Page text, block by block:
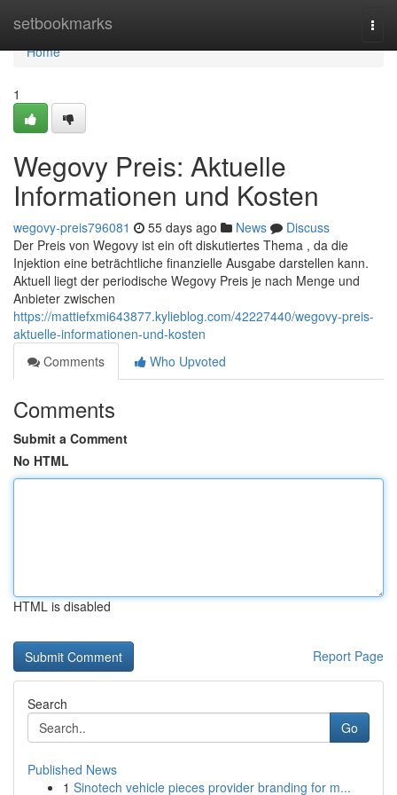
setbookmarks
Home
Home
1
Wegovy Preis: Aktuelle
Informationen und Kosten
wegovy-preis796081 55 days ago News
Discuss
Der Preis von Wegovy ist ein oft diskutiertes Thema , da die
Injektion eine beträchtliche finanzielle Ausgabe darstellen kann.
Aktuell liegt der periodische Wegovy Preis je nach Menge und
Anbieter zwischen
https://mattiefxmi643877.kylieblog.com/42227440/wegovy-preis-
aktuelle-informationen-und-kosten
Comments
Who Upvoted
Comments
Submit a Comment
No HTML
HTML is disabled
Report Page
Search
Go
Published News
1 Sinotech vehicle pieces provider branding for m...